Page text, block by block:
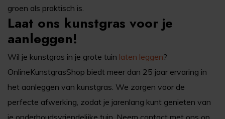
groen als praktisch is.
Laat ons kunstgras voor je
aanleggen!
Wil je kunstgras in je grote tuin laten leggen?
OnlineKunstgrasShop biedt meer dan 25 jaar ervaring in
het aanleggen van kunstgras. We zorgen voor de
perfecte afwerking, zodat je jarenlang kunt genieten van